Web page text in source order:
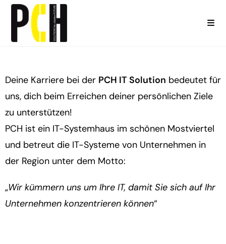
Deine Karriere bei der PCH IT Solution bedeutet für
uns, dich beim Erreichen deiner persönlichen Ziele
zu unterstützen!
PCH ist ein IT-Systemhaus im schönen Mostviertel
und betreut die IT-Systeme von Unternehmen in
der Region unter dem Motto:
„Wir kümmern uns um Ihre IT, damit Sie sich auf Ihr
Unternehmen konzentrieren können“